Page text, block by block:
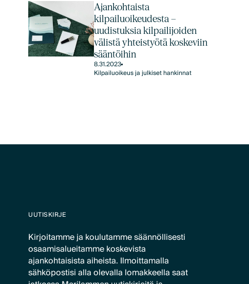
Ajankohtaista
kilpailuoikeudesta –
uudistuksia kilpailijoiden
välistä yhteistyötä koskeviin
sääntöihin
8.31.2023
Kilpailuoikeus ja julkiset hankinnat
UUTISKIRJE
Kirjoitamme ja koulutamme säännöllisesti
osaamisalueitamme koskevista
ajankohtaisista aiheista. Ilmoittamalla
sähköpostisi alla olevalla lomakkeella saat